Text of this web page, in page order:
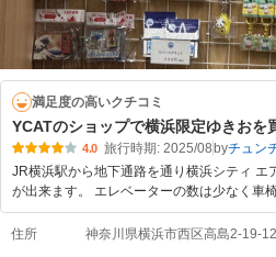
満足度の高いクチコミ
YCATのショップで横浜限定ゆきおを
4.0 旅行時期: 2025/08 byチュン
JR横浜駅から地下通路を通り横浜シティ エ
が出来ます。 エレベーターの数は少なく車
住所 神奈川県横浜市西区高島2-19-